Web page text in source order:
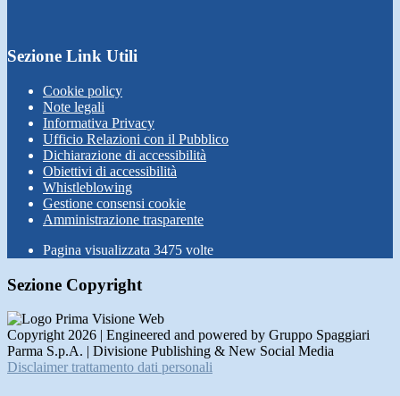
Sezione Link Utili
Cookie policy
Note legali
Informativa Privacy
Ufficio Relazioni con il Pubblico
Dichiarazione di accessibilità
Obiettivi di accessibilità
Whistleblowing
Gestione consensi cookie
Amministrazione trasparente
Pagina visualizzata 3475 volte
Sezione Copyright
Copyright 2026 | Engineered and powered by Gruppo Spaggiari
Parma S.p.A. | Divisione Publishing & New Social Media
Disclaimer trattamento dati personali